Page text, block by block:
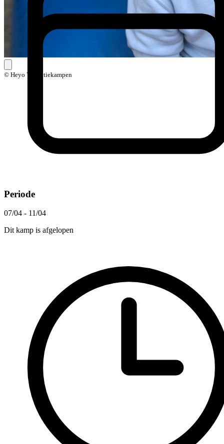
© Heyo Vakantiekampen
Periode
07/04 - 11/04
Dit kamp is afgelopen